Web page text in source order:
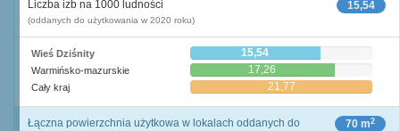
15,54
Liczba izb na 1000 ludności
(oddanych do użytkowania w 2020 roku)
Wieś Dziśnity 15,54
Warmińsko-mazurskie 17,26
Cały kraj 21,77
70 m2
Łączna powierzchnia użytkowa w lokalach oddanych do